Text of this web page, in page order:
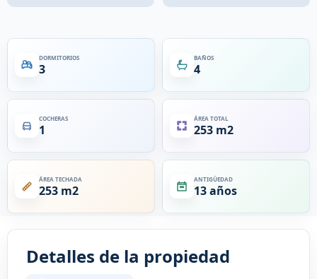
DORMITORIOS
3
BAÑOS
4
COCHERAS
1
ÁREA TOTAL
253 m2
ÁREA TECHADA
253 m2
ANTIGÜEDAD
13 años
Detalles de la propiedad